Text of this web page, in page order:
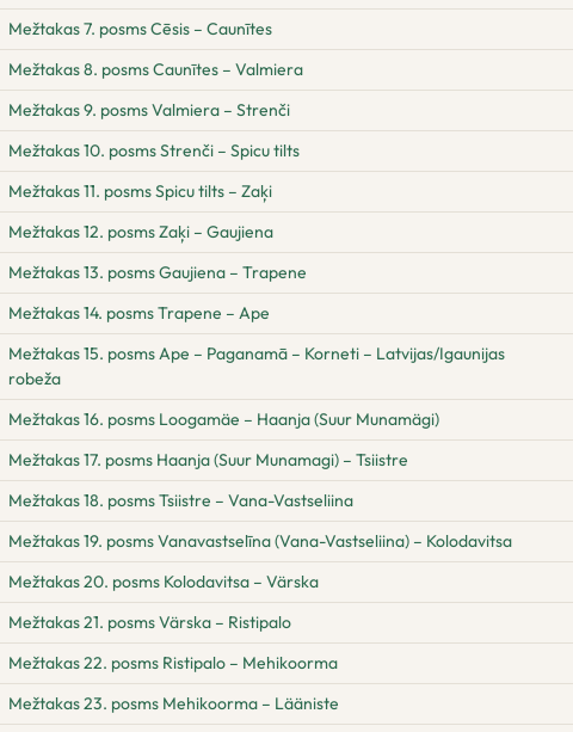
Mežtakas 7. posms Cēsis – Caunītes
Mežtakas 8. posms Caunītes – Valmiera
Mežtakas 9. posms Valmiera – Strenči
Mežtakas 10. posms Strenči – Spicu tilts
Mežtakas 11. posms Spicu tilts – Zaķi
Mežtakas 12. posms Zaķi – Gaujiena
Mežtakas 13. posms Gaujiena – Trapene
Mežtakas 14. posms Trapene – Ape
Mežtakas 15. posms Ape – Paganamā – Korneti – Latvijas/Igaunijas
robeža
Mežtakas 16. posms Loogamäe – Haanja (Suur Munamägi)
Mežtakas 17. posms Haanja (Suur Munamagi) – Tsiistre
Mežtakas 18. posms Tsiistre – Vana-Vastseliina
Mežtakas 19. posms Vanavastselīna (Vana-Vastseliina) – Kolodavitsa
Mežtakas 20. posms Kolodavitsa – Värska
Mežtakas 21. posms Värska – Ristipalo
Mežtakas 22. posms Ristipalo – Mehikoorma
Mežtakas 23. posms Mehikoorma – Lääniste